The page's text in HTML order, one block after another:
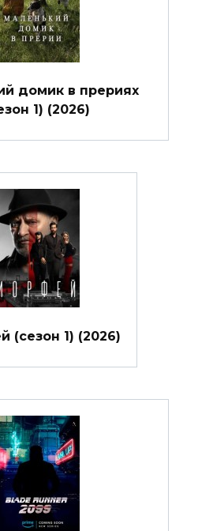
домик в прериях
1) (2026)
(сезон 1) (2026)